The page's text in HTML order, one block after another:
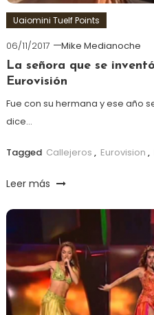
Uaiomini Tuelf Points
06/11/2017
Mike Medianoche
La señora que se
Eurovisión
Fue con su hermana y ese año
dice…
Tagged Callejeros , Eurovision ,
Leer más